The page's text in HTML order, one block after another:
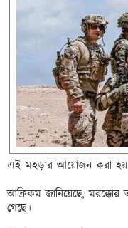
এই মহড়ার আয়োজন করা
আফ্রিকম জানিয়েছে, মরক্কোর
গেছে।